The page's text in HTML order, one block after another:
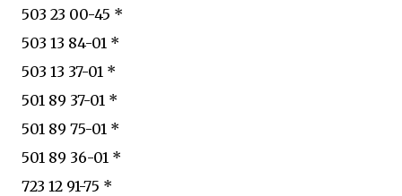
503 23 00-45 *
503 13 84-01 *
503 13 37-01 *
501 89 37-01 *
501 89 75-01 *
501 89 36-01 *
723 12 91-75 *